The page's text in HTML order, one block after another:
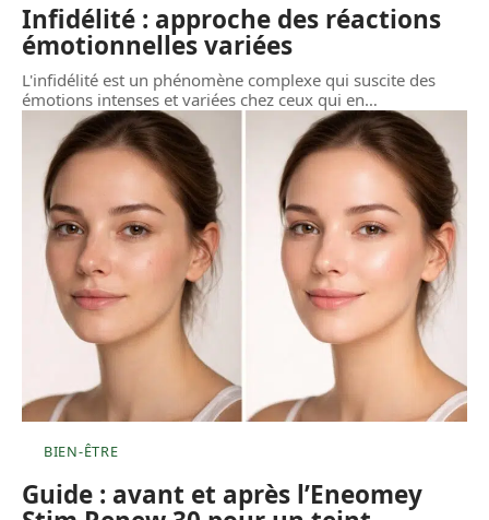
Infidélité : approche des réactions
émotionnelles variées
L'infidélité est un phénomène complexe qui suscite des
émotions intenses et variées chez ceux qui en…
BIEN-ÊTRE
Guide : avant et après l’Eneomey